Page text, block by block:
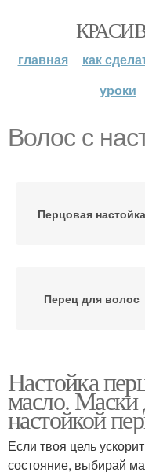
главная как
уроки
Волос с
Перцовая настойка
Перец для волос
Настойка для
Настойки для
Настойка
масло. Маски
настойкой
Если твоя цель
состояние, выбирай